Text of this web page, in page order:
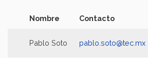
Nombre Contacto
Pablo Soto pablo.soto@tec.mx